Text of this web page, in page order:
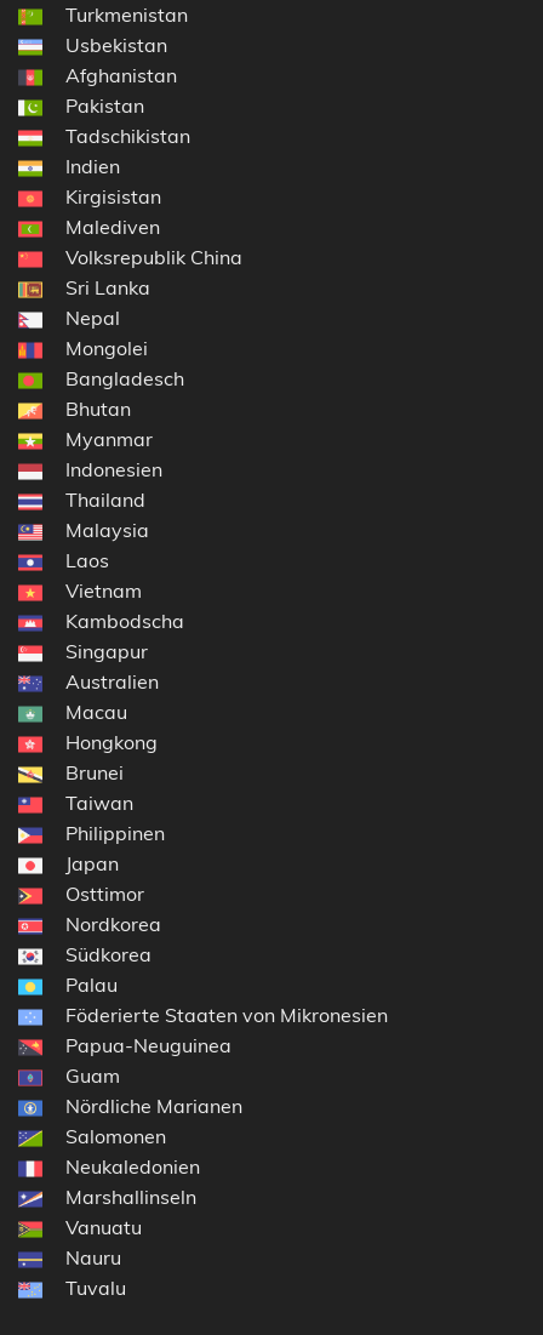
Turkmenistan
Usbekistan
Afghanistan
Pakistan
Tadschikistan
Indien
Kirgisistan
Malediven
Volksrepublik China
Sri Lanka
Nepal
Mongolei
Bangladesch
Bhutan
Myanmar
Indonesien
Thailand
Malaysia
Laos
Vietnam
Kambodscha
Singapur
Australien
Macau
Hongkong
Brunei
Taiwan
Philippinen
Japan
Osttimor
Nordkorea
Südkorea
Palau
Föderierte Staaten von Mikronesien
Papua-Neuguinea
Guam
Nördliche Marianen
Salomonen
Neukaledonien
Marshallinseln
Vanuatu
Nauru
Tuvalu